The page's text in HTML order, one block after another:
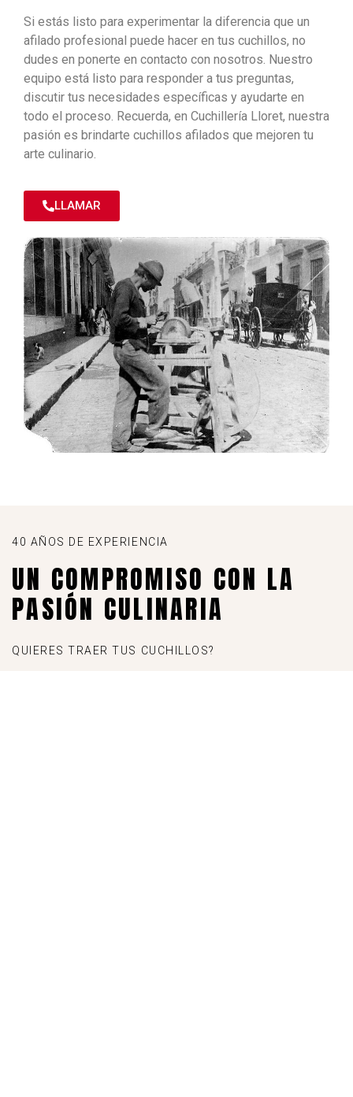
Si estás listo para experimentar la diferencia que un
afilado profesional puede hacer en tus cuchillos, no
dudes en ponerte en contacto con nosotros. Nuestro
equipo está listo para responder a tus preguntas,
discutir tus necesidades específicas y ayudarte en
todo el proceso. Recuerda, en Cuchillería Lloret, nuestra
pasión es brindarte cuchillos afilados que mejoren tu
arte culinario.
LLAMAR
40 AÑOS DE EXPERIENCIA
UN COMPROMISO CON LA
PASIÓN CULINARIA
QUIERES TRAER TUS CUCHILLOS?